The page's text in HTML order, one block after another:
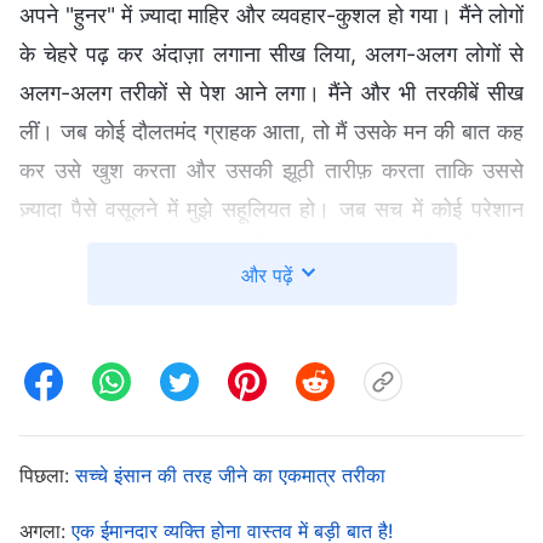
अपने "हुनर" में ज़्यादा माहिर और व्यवहार-कुशल हो गया। मैंने लोगों
के चेहरे पढ़ कर अंदाज़ा लगाना सीख लिया, अलग-अलग लोगों से
अलग-अलग तरीकों से पेश आने लगा। मैंने और भी तरकीबें सीख
लीं। जब कोई दौलतमंद ग्राहक आता, तो मैं उसके मन की बात कह
कर उसे खुश करता और उसकी झूठी तारीफ़ करता ताकि उससे
ज़्यादा पैसे वसूलने में मुझे सहूलियत हो। जब सच में कोई परेशान
फिर जान-बूझ कर उसमें लिप्त होने का दिखावा कर ज़्यादा वक्त
चालाक होते, तो मैं कोई वजह बताकर उनसे उपकरण मेरे पास छोड़
कर किसी और दिन लेने को कहता, जब वे वापस आते तो कहता कि
मुझे इसमें और भी खराबियां दिखाई पड़ीं। ज़्यादा मेहनत किए बगैर मैं
काफी पैसे कमा रहा था। इसलिए मैं ग्राहकों से ज़्यादा पैसे वसूलने के
लिए निरंतर अपना दिमाग़ कुरेदता रहता। मैं अब बहुत ज़्यादा पैसे
और पढ़ें
पिछला:सच्चे इंसान की तरह जीने का एकमात्र तरीका
अगला:एक ईमानदार व्यक्ति होना वास्तव में बड़ी बात है!